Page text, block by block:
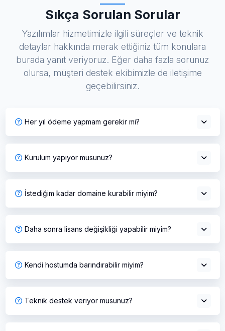
Sıkça Sorulan Sorular
Yazılımlar hizmetimizle ilgili süreçler ve teknik
detaylar hakkında merak ettiğiniz tüm konulara
burada yanıt veriyoruz. Eğer daha fazla sorunuz
olursa, müşteri destek ekibimizle de iletişime
geçebilirsiniz.
Her yıl ödeme yapmam gerekir mi?
Kurulum yapıyor musunuz?
İstediğim kadar domaine kurabilir miyim?
Daha sonra lisans değişikliği yapabilir miyim?
Kendi hostumda barındırabilir miyim?
Teknik destek veriyor musunuz?